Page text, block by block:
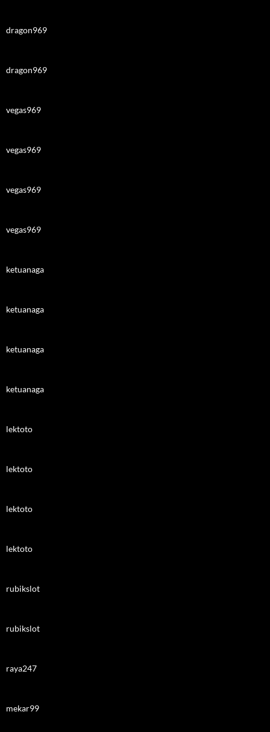
dragon969
dragon969
vegas969
vegas969
vegas969
vegas969
ketuanaga
ketuanaga
ketuanaga
ketuanaga
lektoto
lektoto
lektoto
lektoto
rubikslot
rubikslot
raya247
mekar99